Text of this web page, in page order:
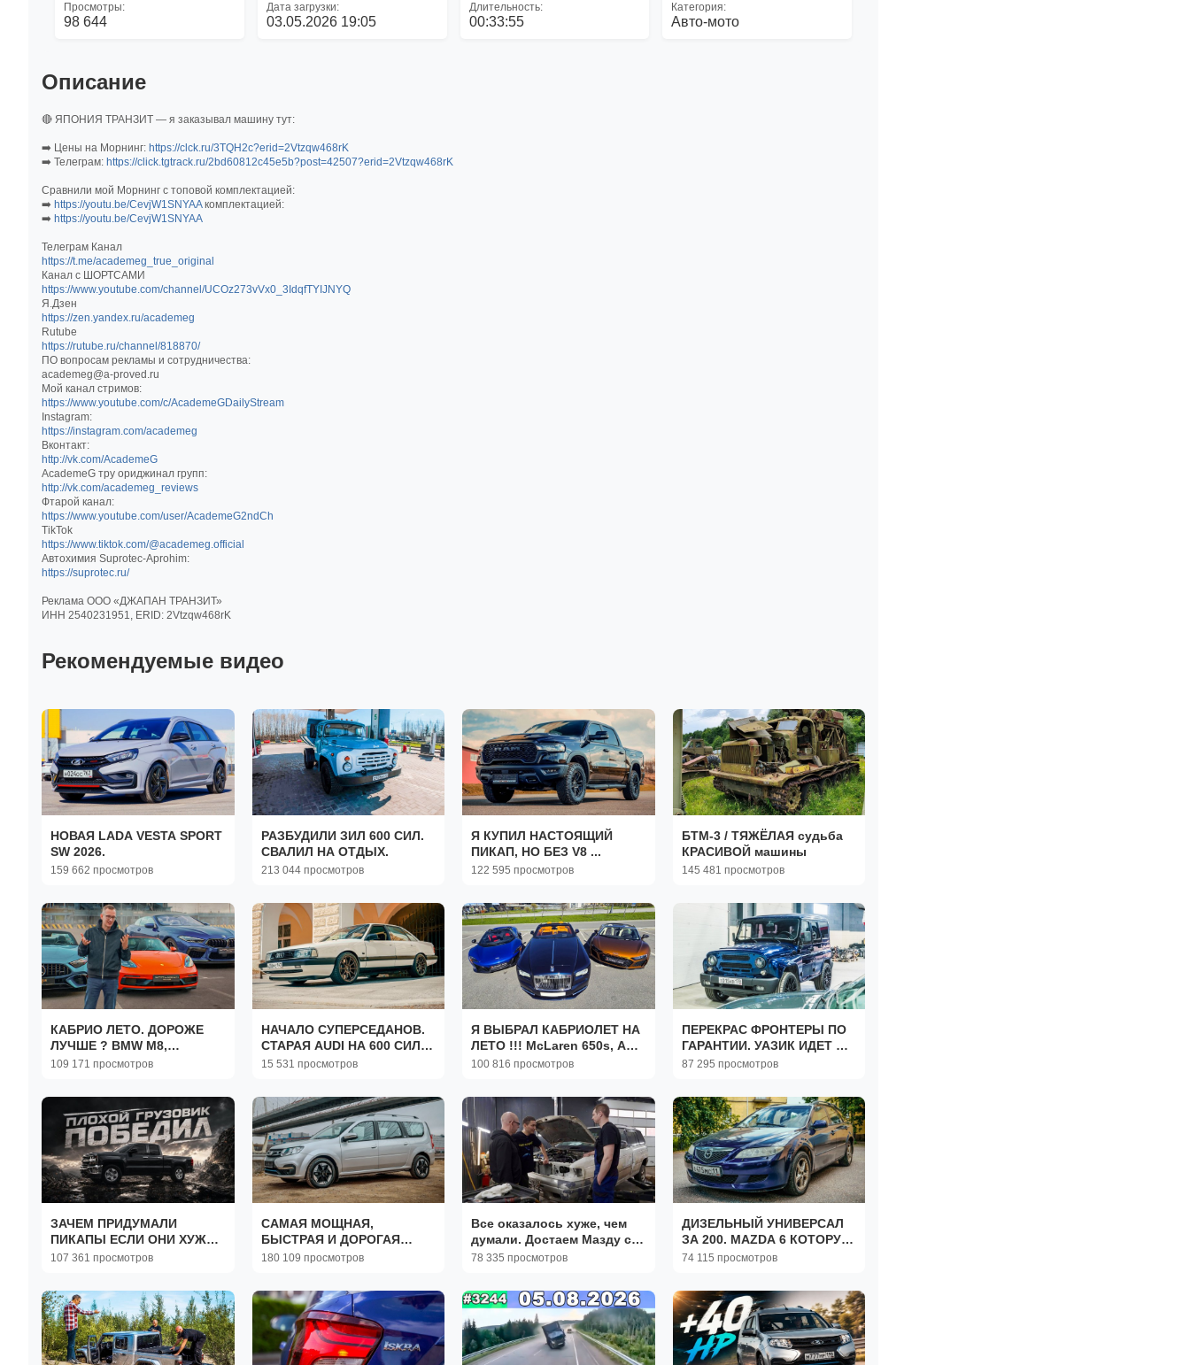
Просмотры:
98 644
Дата загрузки:
03.05.2026 19:05
Длительность:
00:33:55
Категория:
Авто-мото
Описание
🔴 ЯПОНИЯ ТРАНЗИТ — я заказывал машину тут:
➡️ Цены на Морнинг: https://clck.ru/3TQH2c?erid=2Vtzqw468rK
➡️ Телеграм: https://click.tgtrack.ru/2bd60812c45e5b?post=42507?erid=2Vtzqw468rK
Сравнили мой Морнинг с топовой комплектацией:
➡️ https://youtu.be/CevjW1SNYAAкомплектацией:
➡️ https://youtu.be/CevjW1SNYAA
Телеграм Канал
https://t.me/academeg_true_original
Канал с ШОРТСАМИ
https://www.youtube.com/channel/UCOz273vVx0_3IdqfTYIJNYQ
Я.Дзен
https://zen.yandex.ru/academeg
Rutube
https://rutube.ru/channel/818870/
ПО вопросам рекламы и сотрудничества:
academeg@a-proved.ru
Мой канал стримов:
https://www.youtube.com/c/AcademeGDailyStream
Instagram:
https://instagram.com/academeg
Вконтакт:
http://vk.com/AcademeG
AcademeG тру ориджинал групп:
http://vk.com/academeg_reviews
Фтарой канал:
https://www.youtube.com/user/AcademeG2ndCh
TikTok
https://www.tiktok.com/@academeg.official
Автохимия Suprotec-Aprohim:
https://suprotec.ru/
Реклама ООО «ДЖАПАН ТРАНЗИТ»
ИНН 2540231951, ERID: 2Vtzqw468rK
Рекомендуемые видео
НОВАЯ LADA VESTA SPORT
SW 2026.
159 662 просмотров
РАЗБУДИЛИ ЗИЛ 600 СИЛ.
СВАЛИЛ НА ОТДЫХ.
213 044 просмотров
Я КУПИЛ НАСТОЯЩИЙ
ПИКАП, НО БЕЗ V8 ...
122 595 просмотров
БТМ-3 / ТЯЖЁЛАЯ судьба
КРАСИВОЙ машины
145 481 просмотров
КАБРИО ЛЕТО. ДОРОЖЕ
ЛУЧШЕ ? BMW M8,
MERCEDES SL, PORSСHE
109 171 просмотров
НАЧАЛО СУПЕРСЕДАНОВ.
СТАРАЯ AUDI НА 600 СИЛ.
AUDI 200 quattro 20V.
15 531 просмотров
Я ВЫБРАЛ КАБРИОЛЕТ НА
ЛЕТО !!! McLaren 650s, Audi
R8 Spider V10, Rolls Royce
100 816 просмотров
ПЕРЕКРАС ФРОНТЕРЫ ПО
ГАРАНТИИ. УАЗИК ИДЕТ В
ЛЮКС. GOLF ГОТОВ. S4
87 295 просмотров
ЗАЧЕМ ПРИДУМАЛИ
ПИКАПЫ ЕСЛИ ОНИ ХУЖЕ
? Я НАШЁЛ ОТВЕТ В 19
107 361 просмотров
САМАЯ МОЩНАЯ,
БЫСТРАЯ И ДОРОГАЯ
LADA. Я КУПИЛ eLARGUS.
180 109 просмотров
Все оказалось хуже, чем
думали. Достаем Мазду с
того света!
78 335 просмотров
ДИЗЕЛЬНЫЙ УНИВЕРСАЛ
ЗА 200. MAZDA 6 КОТОРУЮ
ВЫ НЕ ЗНАЛИ.
74 115 просмотров